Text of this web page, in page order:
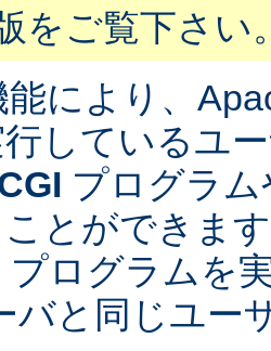
をご覧下さい
能により、
しているユ
プログラ
とができま
プログラムを
バと同じユー